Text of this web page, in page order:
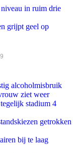
in ruim drie
grijpt geel op
alcoholmisbruik
ziet weer
stadium 4
getrokken
bij te laag